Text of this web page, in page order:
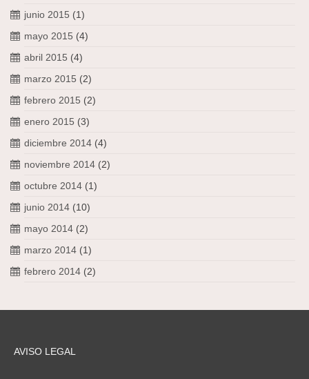
junio 2015 (1)
mayo 2015 (4)
abril 2015 (4)
marzo 2015 (2)
febrero 2015 (2)
enero 2015 (3)
diciembre 2014 (4)
noviembre 2014 (2)
octubre 2014 (1)
junio 2014 (10)
mayo 2014 (2)
marzo 2014 (1)
febrero 2014 (2)
AVISO LEGAL